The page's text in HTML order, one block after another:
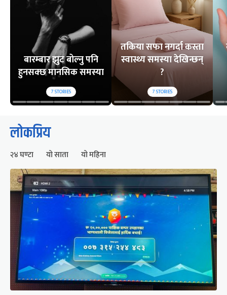
बारम्बार झुट बोल्नु पनि
हुनसक्छ मानसिक समस्या
7STORIES
तकिया सफा नगर्दा कस्ता
स्वास्थ्य समस्या देखिन्छन्
?
7STORIES
लोकप्रिय
२४ घण्टा यो साता यो महिना